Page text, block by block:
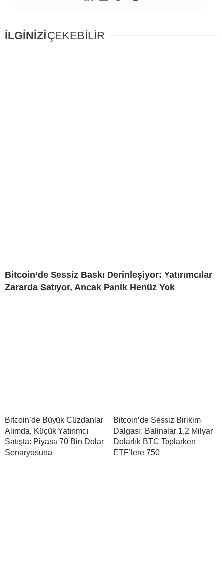
İLGİNİZİÇEKEBİLİR
Bitcoin’de Sessiz Baskı Derinleşiyor: Yatırımcılar
Zararda Satıyor, Ancak Panik Henüz Yok
Bitcoin’de Büyük Cüzdanlar
Alımda, Küçük Yatırımcı
Satışta: Piyasa 70 Bin Dolar
Senaryosuna
Bitcoin’de Sessiz Birikim
Dalgası: Balinalar 1,2 Milyar
Dolarlık BTC Toplarken
ETF’lere 750